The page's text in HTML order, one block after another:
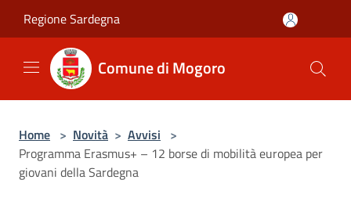
Regione Sardegna
Comune di Mogoro
Home > Novità > Avvisi >
Programma Erasmus+ – 12 borse di mobilità europea per
giovani della Sardegna